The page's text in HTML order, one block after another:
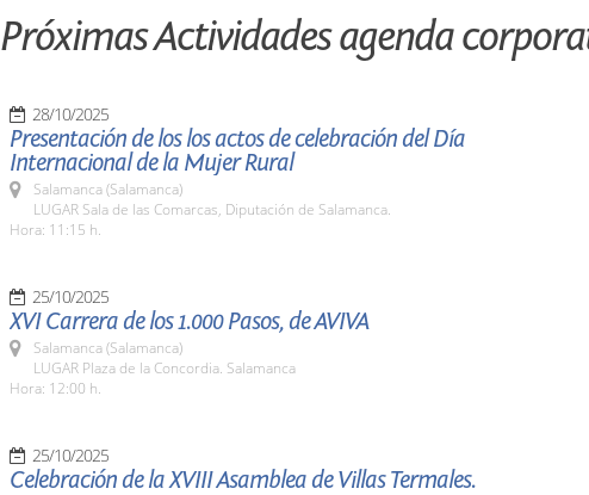
Próximas Actividades agenda
28/10/2025
Presentación de los los actos de celebración del Día
Internacional de la Mujer Rural
Salamanca (Salamanca)
LUGAR Sala de las Comarcas, Diputación de Salamanca.
Hora: 11:15 h.
25/10/2025
XVI Carrera de los 1.000 Pasos, de AVIVA
Salamanca (Salamanca)
LUGAR Plaza de la Concordia. Salamanca
Hora: 12:00 h.
25/10/2025
Celebración de la XVIII Asamblea de Villas Termales.